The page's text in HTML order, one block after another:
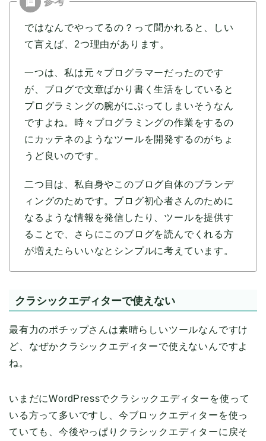
ではなんでやってるの？って聞かれると、しい
て言えば、2つ理由があります。
一つは、私は元々プログラマーだったのです
が、ブログで文章ばかり書く生活をしていると
プログラミングの腕がにぶってしまいそうなん
ですよね。時々プログラミングの作業をするの
にカッテネのようなツールを開発するのがちょ
うど良いのです。
二つ目は、私自身やこのブログ自体のブランデ
ィングのためです。ブログ初心者さんのために
なるような情報を発信したり、ツールを提供す
ることで、さらにこのブログを読んでくれる方
が増えたらいいなとシンプルに考えています。
クラシックエディターで使えない
最有力のポチップさんは素晴らしいツールなんですけ
ど、なぜかクラシックエディターで使えないんですよ
ね。
いまだにWordPressでクラシックエディターを使って
いる方って多いですし、今ブロックエディターを使っ
ていても、今後やっぱりクラシックエディターに戻そ